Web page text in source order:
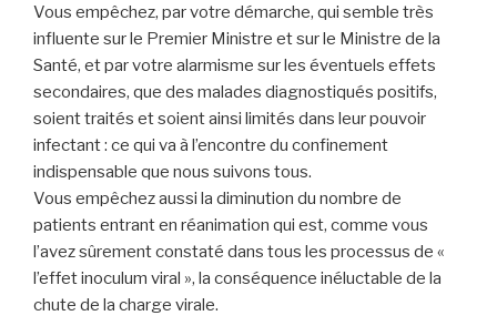
Vous empêchez, par votre démarche, qui semble très
influente sur le Premier Ministre et sur le Ministre de la
Santé, et par votre alarmisme sur les éventuels effets
secondaires, que des malades diagnostiqués positifs,
soient traités et soient ainsi limités dans leur pouvoir
infectant : ce qui va à l’encontre du confinement
indispensable que nous suivons tous.
Vous empêchez aussi la diminution du nombre de
patients entrant en réanimation qui est, comme vous
l’avez sûrement constaté dans tous les processus de «
l’effet inoculum viral », la conséquence inéluctable de la
chute de la charge virale.